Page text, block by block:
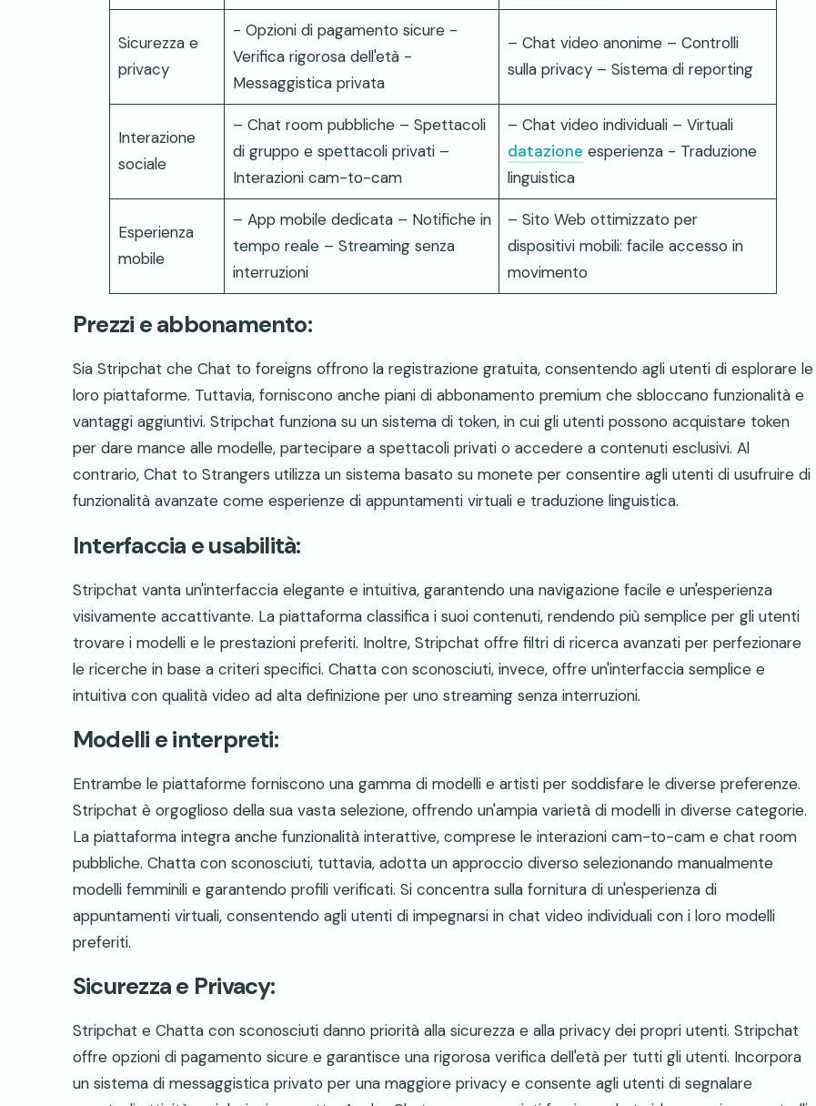
Sicurezza e
privacy
- Opzioni di pagamento sicure -
Verifica rigorosa dell'età -
Messaggistica privata
– Chat video anonime – Controlli
sulla privacy – Sistema di reporting
Interazione
sociale
– Chat room pubbliche – Spettacoli
di gruppo e spettacoli privati –
Interazioni cam-to-cam
– Chat video individuali – Virtuali
datazione esperienza - Traduzione
linguistica
Esperienza
mobile
– App mobile dedicata – Notifiche in
tempo reale – Streaming senza
interruzioni
– Sito Web ottimizzato per
dispositivi mobili: facile accesso in
movimento
Prezzi e abbonamento:
Sia Stripchat che Chat to foreigns offrono la registrazione gratuita, consentendo agli utenti di esplorare le
loro piattaforme. Tuttavia, forniscono anche piani di abbonamento premium che sbloccano funzionalità e
vantaggi aggiuntivi. Stripchat funziona su un sistema di token, in cui gli utenti possono acquistare token
per dare mance alle modelle, partecipare a spettacoli privati o accedere a contenuti esclusivi. Al
contrario, Chat to Strangers utilizza un sistema basato su monete per consentire agli utenti di usufruire di
funzionalità avanzate come esperienze di appuntamenti virtuali e traduzione linguistica.
Interfaccia e usabilità:
Stripchat vanta un'interfaccia elegante e intuitiva, garantendo una navigazione facile e un'esperienza
visivamente accattivante. La piattaforma classifica i suoi contenuti, rendendo più semplice per gli utenti
trovare i modelli e le prestazioni preferiti. Inoltre, Stripchat offre filtri di ricerca avanzati per perfezionare
le ricerche in base a criteri specifici. Chatta con sconosciuti, invece, offre un'interfaccia semplice e
intuitiva con qualità video ad alta definizione per uno streaming senza interruzioni.
Modelli e interpreti:
Entrambe le piattaforme forniscono una gamma di modelli e artisti per soddisfare le diverse preferenze.
Stripchat è orgoglioso della sua vasta selezione, offrendo un'ampia varietà di modelli in diverse categorie.
La piattaforma integra anche funzionalità interattive, comprese le interazioni cam-to-cam e chat room
pubbliche. Chatta con sconosciuti, tuttavia, adotta un approccio diverso selezionando manualmente
modelli femminili e garantendo profili verificati. Si concentra sulla fornitura di un'esperienza di
appuntamenti virtuali, consentendo agli utenti di impegnarsi in chat video individuali con i loro modelli
preferiti.
Sicurezza e Privacy:
Stripchat e Chatta con sconosciuti danno priorità alla sicurezza e alla privacy dei propri utenti. Stripchat
offre opzioni di pagamento sicure e garantisce una rigorosa verifica dell'età per tutti gli utenti. Incorpora
un sistema di messaggistica privato per una maggiore privacy e consente agli utenti di segnalare